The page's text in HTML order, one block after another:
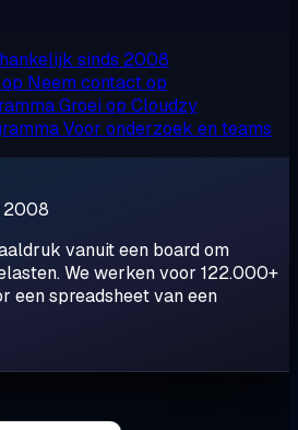
sinds 2008
Neem contact op
Groei op Cloudzy
Voor onderzoek en teams
2008
vanuit een board om
We werken voor 122.000+
een spreadsheet van een